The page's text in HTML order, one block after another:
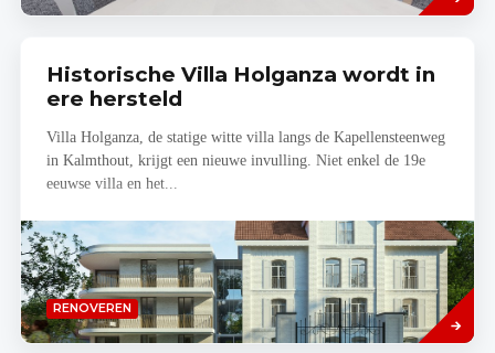
Historische Villa Holganza wordt in
ere hersteld
Villa Holganza, de statige witte villa langs de Kapellensteenweg
in Kalmthout, krijgt een nieuwe invulling. Niet enkel de 19e
eeuwse villa en het...
RENOVEREN
Lees
meer